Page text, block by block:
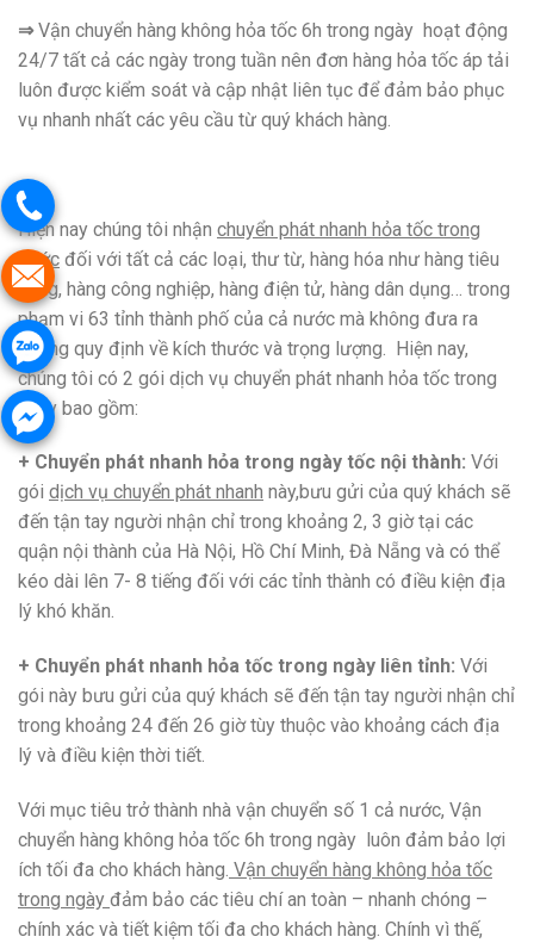
⇒Vận chuyển hàng không hỏa tốc 6h trong ngày hoạt động
24/7 tất cả các ngày trong tuần nên đơn hàng hỏa tốc áp tải
luôn được kiểm soát và cập nhật liên tục để đảm bảo phục
vụ nhanh nhất các yêu cầu từ quý khách hàng.
Hiện nay chúng tôi nhận chuyển phát nhanh hỏa tốc trong
nước đối với tất cả các loại, thư từ, hàng hóa như hàng tiêu
dùng, hàng công nghiệp, hàng điện tử, hàng dân dụng… trong
phạm vi 63 tỉnh thành phố của cả nước mà không đưa ra
những quy định về kích thước và trọng lượng. Hiện nay,
chúng tôi có 2 gói dịch vụ chuyển phát nhanh hỏa tốc trong
ngày bao gồm:
+ Chuyển phát nhanh hỏa trong ngày tốc nội thành: Với
gói dịch vụ chuyển phát nhanh này,bưu gửi của quý khách sẽ
đến tận tay người nhận chỉ trong khoảng 2, 3 giờ tại các
quận nội thành của Hà Nội, Hồ Chí Minh, Đà Nẵng và có thể
kéo dài lên 7- 8 tiếng đối với các tỉnh thành có điều kiện địa
lý khó khăn.
+ Chuyển phát nhanh hỏa tốc trong ngày liên tỉnh: Với
gói này bưu gửi của quý khách sẽ đến tận tay người nhận chỉ
trong khoảng 24 đến 26 giờ tùy thuộc vào khoảng cách địa
lý và điều kiện thời tiết.
Với mục tiêu trở thành nhà vận chuyển số 1 cả nước, Vận
chuyển hàng không hỏa tốc 6h trong ngày luôn đảm bảo lợi
ích tối đa cho khách hàng. Vận chuyển hàng không hỏa tốc
trong ngày đảm bảo các tiêu chí an toàn – nhanh chóng –
chính xác và tiết kiệm tối đa cho khách hàng. Chính vì thế,